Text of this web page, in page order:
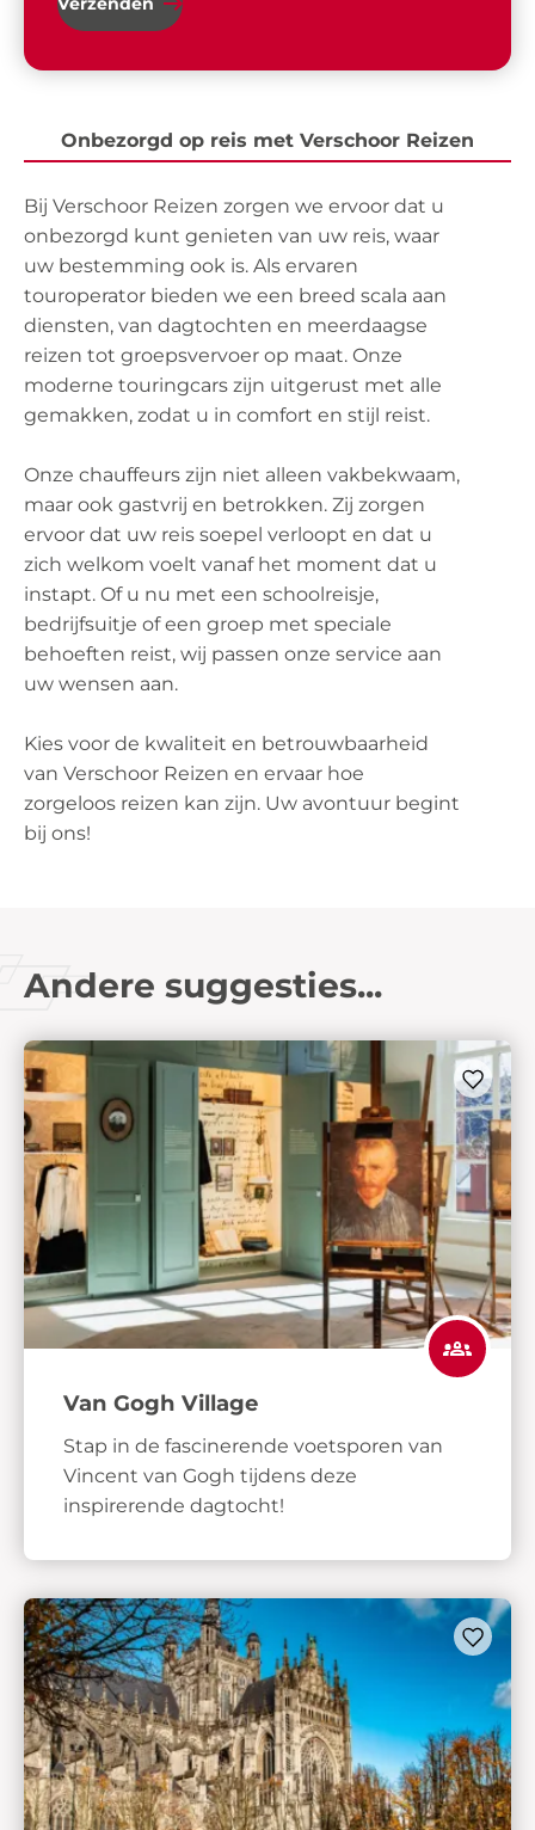
Onbezorgd op reis met Verschoor Reizen
Bij Verschoor Reizen zorgen we ervoor dat u
onbezorgd kunt genieten van uw reis, waar
uw bestemming ook is. Als ervaren
touroperator bieden we een breed scala aan
diensten, van dagtochten en meerdaagse
reizen tot groepsvervoer op maat. Onze
moderne touringcars zijn uitgerust met alle
gemakken, zodat u in comfort en stijl reist.
Onze chauffeurs zijn niet alleen vakbekwaam,
maar ook gastvrij en betrokken. Zij zorgen
ervoor dat uw reis soepel verloopt en dat u
zich welkom voelt vanaf het moment dat u
instapt. Of u nu met een schoolreisje,
bedrijfsuitje of een groep met speciale
behoeften reist, wij passen onze service aan
uw wensen aan.
Kies voor de kwaliteit en betrouwbaarheid
van Verschoor Reizen en ervaar hoe
zorgeloos reizen kan zijn. Uw avontuur begint
bij ons!
Andere suggesties...
Van Gogh Village
Stap in de fascinerende voetsporen van
Vincent van Gogh tijdens deze
inspirerende dagtocht!